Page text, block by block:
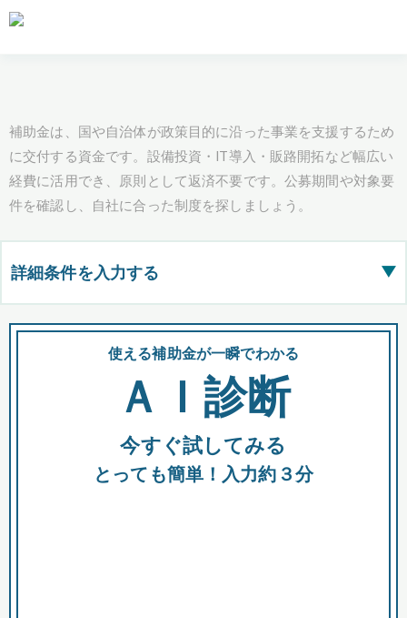
補助金は、国や自治体が政策目的に沿った事業を支援するため
に交付する資金です。設備投資・IT導入・販路開拓など幅広い
経費に活用でき、原則として返済不要です。公募期間や対象要
件を確認し、自社に合った制度を探しましょう。
詳細条件を入力する ▶
都道府県
全国の検索結果を含めて表示
助成金 融資 出資
使える補助金が一瞬でわかる
ＡＩ診断
今すぐ試してみる
とっても簡単！入力約３分